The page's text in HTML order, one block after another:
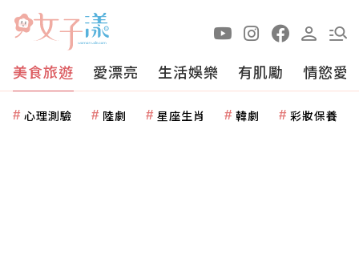
美食旅遊 愛漂亮 生活娛樂 有肌勵 情慾愛
心理測驗 陸劇 星座生肖 韓劇 彩妝保養